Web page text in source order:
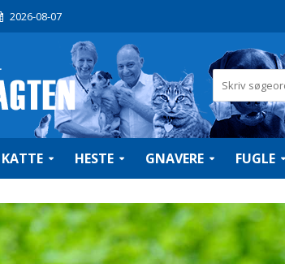
2026-08-07
KATTE HESTE GNAVERE FUGLE